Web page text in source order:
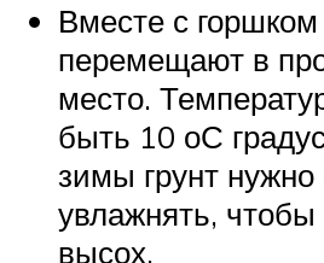
Вместе с горшком
перемещают в
место.
быть 10 оС
зимы грунт нужно
увлажнять, чтобы
высох.